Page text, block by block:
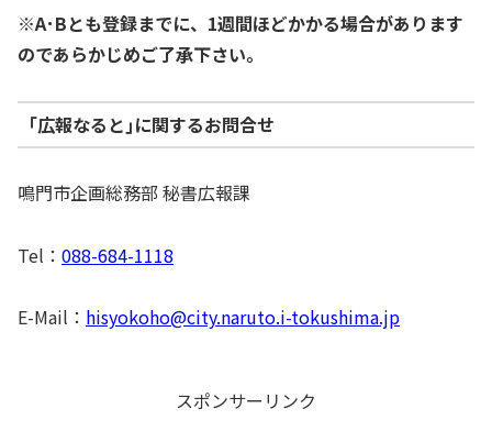
※A･Bとも登録までに、1週間ほどかかる場合があります
のであらかじめご了承下さい。
｢広報なると｣に関するお問合せ
鳴門市企画総務部 秘書広報課
Tel： 088-684-1118
E-Mail： hisyokoho@city.naruto.i-tokushima.jp
スポンサーリンク